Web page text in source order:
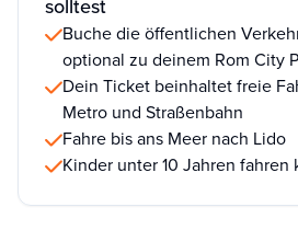
solltest
Buche die öffentlichen
optional zu deinem Rom City
Dein Ticket beinhaltet freie
Metro und Straßenbahn
Fahre bis ans Meer nach Lido
Kinder unter 10 Jahren fahren